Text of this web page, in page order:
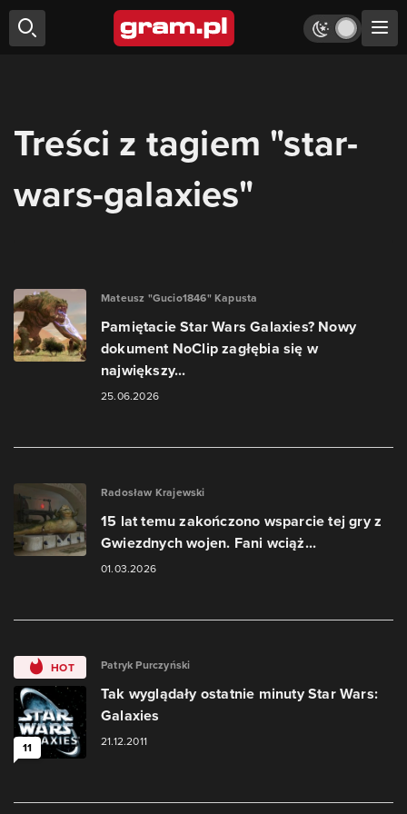
Treści z tagiem "star-
wars-galaxies"
Mateusz "Gucio1846" Kapusta
Pamiętacie Star Wars Galaxies? Nowy
dokument NoClip zagłębia się w
największy...
25.06.2026
Radosław Krajewski
15 lat temu zakończono wsparcie tej gry z
Gwiezdnych wojen. Fani wciąż...
01.03.2026
HOT
11
Patryk Purczyński
Tak wyglądały ostatnie minuty Star Wars:
Galaxies
21.12.2011